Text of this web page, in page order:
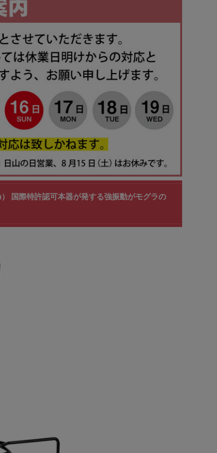
国際特許認可本器が発する強振動がモグラの